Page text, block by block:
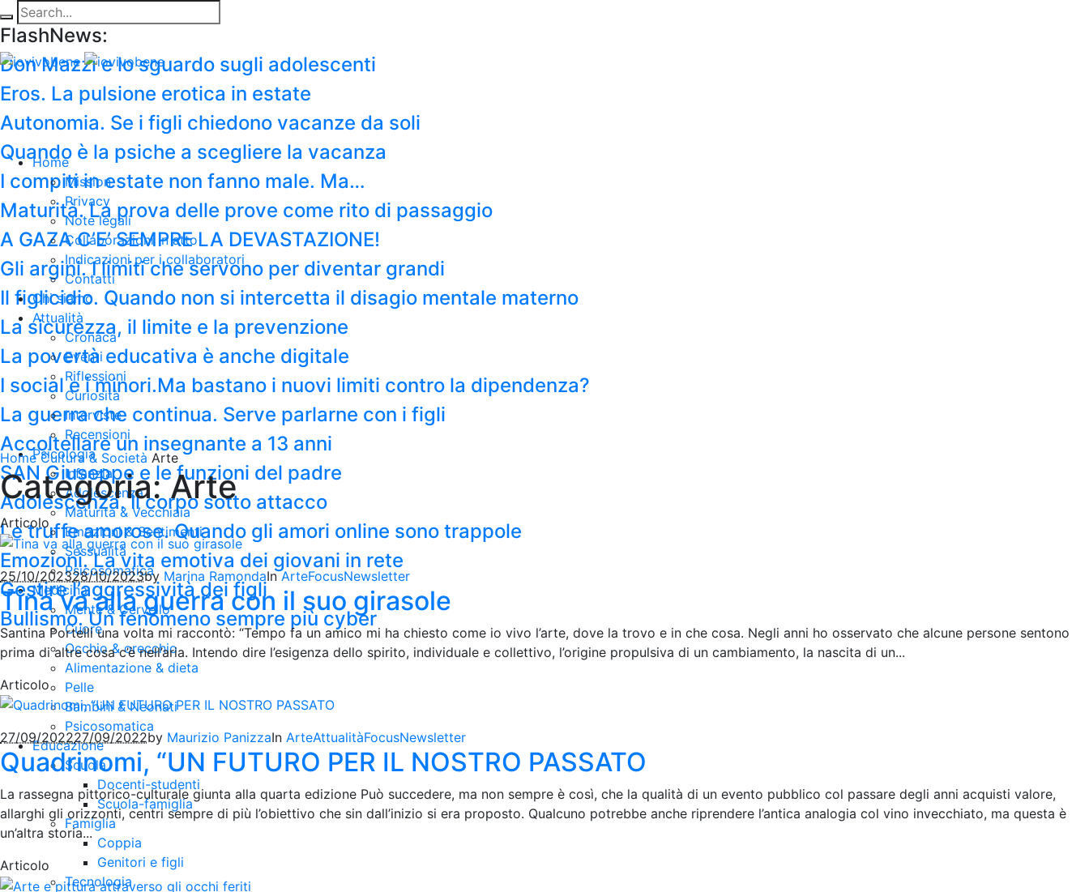
FlashNews:
Don Mazzi e lo sguardo sugli adolescenti
Eros. La pulsione erotica in estate
Autonomia. Se i figli chiedono vacanze da soli
Quando è la psiche a scegliere la vacanza
I compiti in estate non fanno male. Ma…
Maturità. La prova delle prove come rito di passaggio
A GAZA C’E’ SEMPRE LA DEVASTAZIONE!
Gli argini. I limiti che servono per diventar grandi
Il figlicidio. Quando non si intercetta il disagio mentale materno
La sicurezza, il limite e la prevenzione
La povertà educativa è anche digitale
I social e i minori.Ma bastano i nuovi limiti contro la dipendenza?
La guerra che continua. Serve parlarne con i figli
Accoltellare un insegnante a 13 anni
SAN Giuseppe e le funzioni del padre
Adolescenza. Il corpo sotto attacco
Le truffe amorose. Quando gli amori online sono trappole
Emozioni. La vita emotiva dei giovani in rete
Gestire l’aggressività dei figli
Bullismo. Un fenomeno sempre più cyber
Home
Mission
Privacy
Note legali
Collaborazioni in atto
Indicazioni per i collaboratori
Contatti
Chi siamo
Attualità
Cronaca
Eventi
Riflessioni
Curiosità
Interviste
Recensioni
Psicologia
Infanzia
Adolescenza
Maturità & Vecchiaia
Emozioni & Sentimenti
Sessualità
Psicosomatica
Medicina
Mente & Cervello
Cuore
Occhio & orecchio
Alimentazione & dieta
Pelle
Bambini & Neonati
Psicosomatica
Educazione
Scuola
Docenti-studenti
Scuola-famiglia
Famiglia
Coppia
Genitori e figli
Tecnologia
Home Cultura & Società Arte
Categoria: Arte
Articolo
25/10/202328/10/2023by Marina RamondaInArteFocusNewsletter
Tina va alla guerra con il suo girasole
Santina Portelli una volta mi raccontò: “Tempo fa un amico mi ha chiesto come io vivo l’arte, dove la trovo e in che cosa. Negli anni ho osservato che alcune persone sentono
prima di altre cosa c’è nell’aria. Intendo dire l’esigenza dello spirito, individuale e collettivo, l’origine propulsiva di un cambiamento, la nascita di un...
Articolo
27/09/202227/09/2022by Maurizio PanizzaIn ArteAttualitàFocusNewsletter
Quadrinomi, “UN FUTURO PER IL NOSTRO PASSATO
La rassegna pittorico-culturale giunta alla quarta edizione Può succedere, ma non sempre è così, che la qualità di un evento pubblico col passare degli anni acquisti valore,
allarghi gli orizzonti, centri sempre di più l’obiettivo che sin dall’inizio si era proposto. Qualcuno potrebbe anche riprendere l’antica analogia col vino invecchiato, ma questa è
un’altra storia...
Articolo